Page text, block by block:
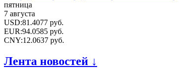
пятница
7 августа
USD:81.4077 руб.
EUR:94.0585 руб.
CNY:12.0637 руб.
Лента новостей ↓